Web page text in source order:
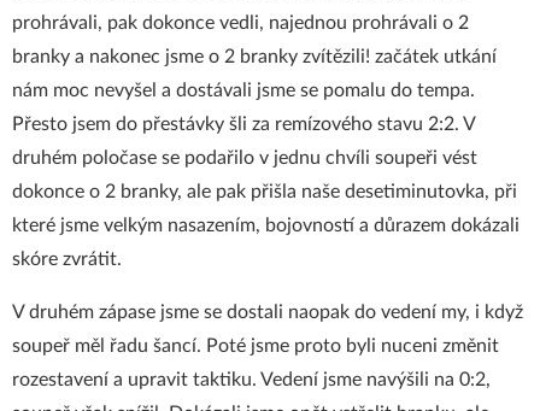
prohrávali, pak dokonce vedli, najednou prohrávali o 2
branky a nakonec jsme o 2 branky zvítězili! začátek utkání
nám moc nevyšel a dostávali jsme se pomalu do tempa.
Přesto jsem do přestávky šli za remízového stavu 2:2. V
druhém poločase se podařilo v jednu chvíli soupeři vést
dokonce o 2 branky, ale pak přišla naše desetiminutovka, při
které jsme velkým nasazením, bojovností a důrazem dokázali
skóre zvrátit.
V druhém zápase jsme se dostali naopak do vedení my, i když
soupeř měl řadu šancí. Poté jsme proto byli nuceni změnit
rozestavení a upravit taktiku. Vedení jsme navýšili na 0:2,